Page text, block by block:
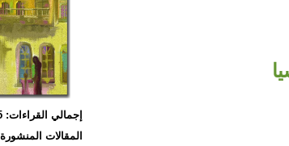
إجمالي القراءات: 475,435
المقالات المنشورة: